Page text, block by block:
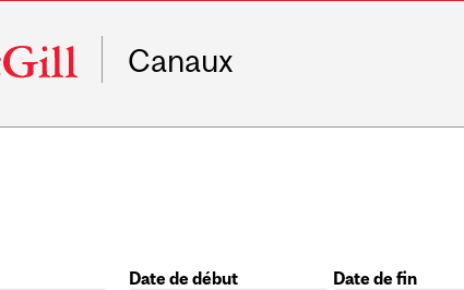
Canaux
Date de début
Date de fin